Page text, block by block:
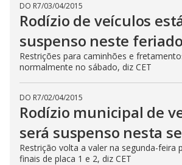
DO R7/03/04/2015
Rodízio de veículos
suspenso neste feriado
Restrições para caminhões e
normalmente no sábado, diz CET
DO R7/02/04/2015
Rodízio municipal de
será suspenso nesta
Restrição volta a valer na segunda-feira
finais de placa 1 e 2, diz CET